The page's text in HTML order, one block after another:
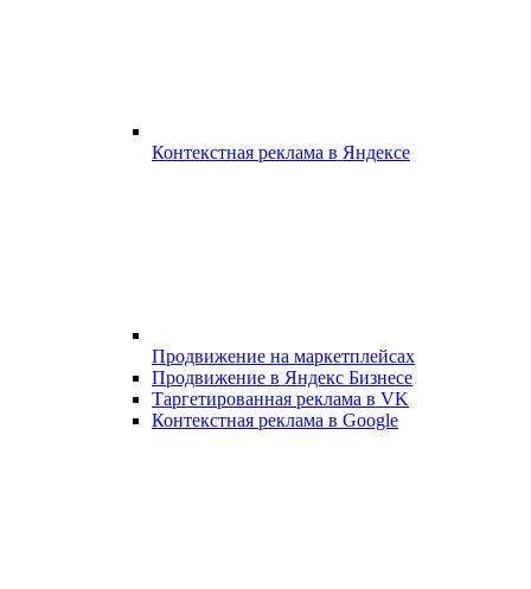
Контекстная реклама в Яндексе
Продвижение на маркетплейсах
Продвижение в Яндекс Бизнесе
Таргетированная реклама в VK
Контекстная реклама в Google